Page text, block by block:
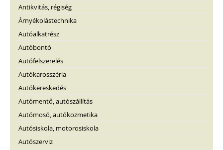
Antikvitás, régiség
Árnyékolástechnika
Autóalkatrész
Autóbontó
Autófelszerelés
Autókarosszéria
Autókereskedés
Autómentő, autószállítás
Autómosó, autókozmetika
Autósiskola, motorosiskola
Autószerviz